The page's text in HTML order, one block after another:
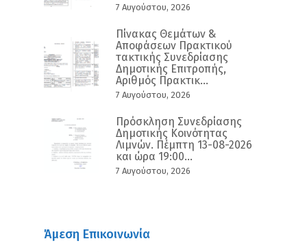
7 Αυγούστου, 2026
Πίνακας Θεμάτων &
Αποφάσεων Πρακτικού
τακτικής Συνεδρίασης
Δημοτικής Επιτροπής,
Αριθμός Πρακτικ...
7 Αυγούστου, 2026
Πρόσκληση Συνεδρίασης
Δημοτικής Κοινότητας
Λιμνών. Πέμπτη 13-08-2026
και ώρα 19:00...
7 Αυγούστου, 2026
Άμεση Επικοινωνία